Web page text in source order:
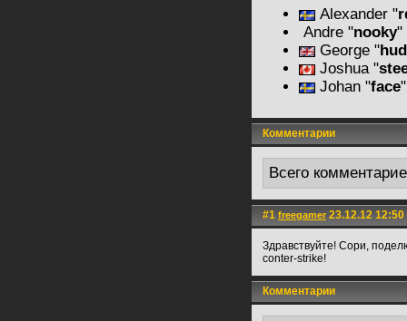
Alexander "
Andre "nooky"
George "
Joshua "
Johan "face
Комментарии
Всего
#1 freegamer 23.12.12 12:50
Здравствуйте! Сори,
conter-strike!
Комментарии